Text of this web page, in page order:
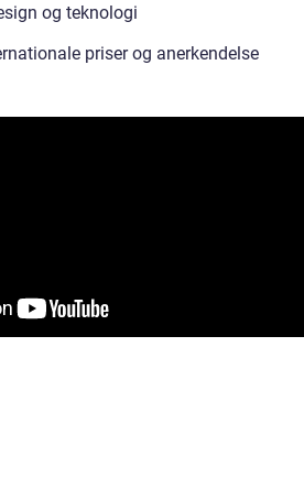
og teknologi
priser og anerkendelse